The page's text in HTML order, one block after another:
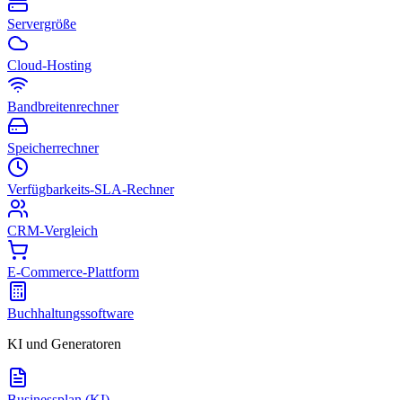
Servergröße
Cloud-Hosting
Bandbreitenrechner
Speicherrechner
Verfügbarkeits-SLA-Rechner
CRM-Vergleich
E-Commerce-Plattform
Buchhaltungssoftware
KI und Generatoren